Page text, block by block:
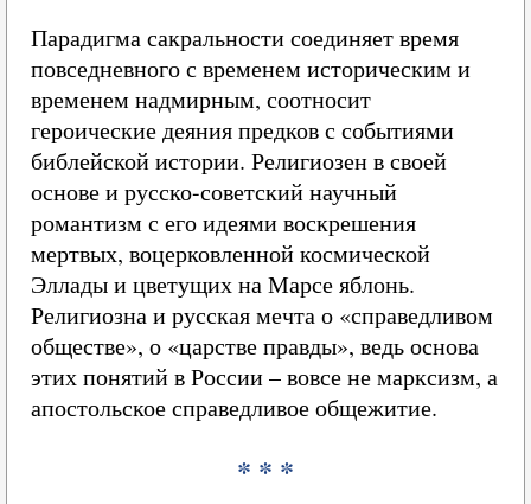
Парадигма сакральности соединяет время
повседневного с временем историческим и
временем надмирным, соотносит
героические деяния предков с событиями
библейской истории. Религиозен в своей
основе и русско-советский научный
романтизм с его идеями воскрешения
мертвых, воцерковленной космической
Эллады и цветущих на Марсе яблонь.
Религиозна и русская мечта о «справедливом
обществе», о «царстве правды», ведь основа
этих понятий в России – вовсе не марксизм, а
апостольское справедливое общежитие.
* * *